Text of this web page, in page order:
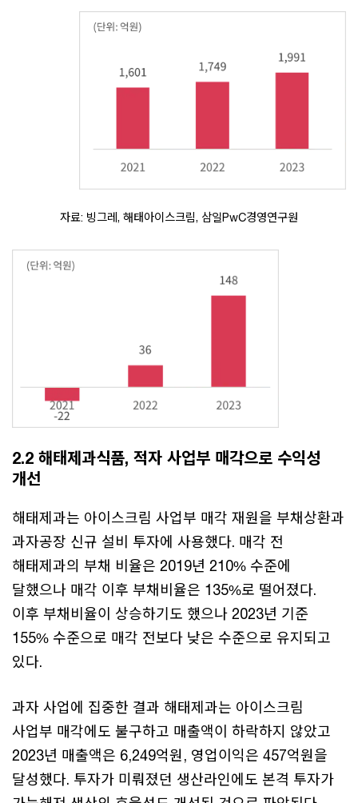
자료: 빙그레, 해태아이스크림, 삼일PwC경영연구원
2.2 해태제과식품, 적자 사업부 매각으로 수익성
개선
해태제과는 아이스크림 사업부 매각 재원을 부채상환과
과자공장 신규 설비 투자에 사용했다. 매각 전
해태제과의 부채 비율은 2019년 210% 수준에
달했으나 매각 이후 부채비율은 135%로 떨어졌다.
이후 부채비율이 상승하기도 했으나 2023년 기준
155% 수준으로 매각 전보다 낮은 수준으로 유지되고
있다.
과자 사업에 집중한 결과 해태제과는 아이스크림
사업부 매각에도 불구하고 매출액이 하락하지 않았고
2023년 매출액은 6,249억원, 영업이익은 457억원을
달성했다. 투자가 미뤄졌던 생산라인에도 본격 투자가